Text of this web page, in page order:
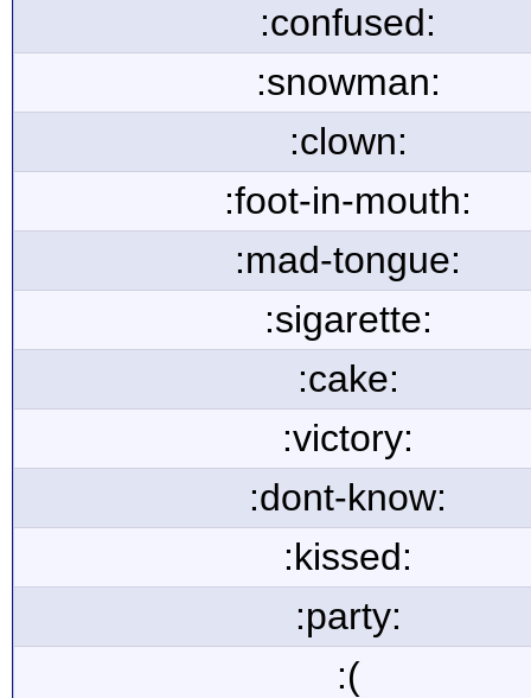
:confused:
:snowman:
:clown:
:foot-in-mouth:
:mad-tongue:
:sigarette:
:cake:
:victory:
:dont-know:
:kissed:
:party:
:(